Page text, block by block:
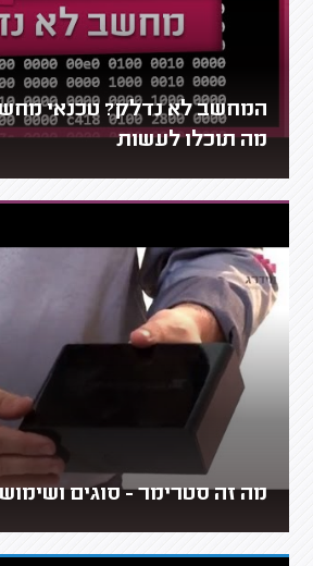
המחשב לא נדלק? טכנאי
מה תוכלו לעשות
מה זה סטרימר - סוגים